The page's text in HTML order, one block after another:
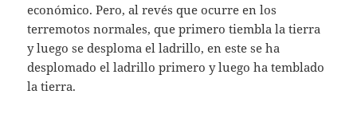
económico. Pero, al revés que ocurre en los
terremotos normales, que primero tiembla la tierra
y luego se desploma el ladrillo, en este se ha
desplomado el ladrillo primero y luego ha temblado
la tierra.